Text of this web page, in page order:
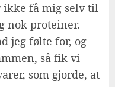
ikke få mig selv til
nok proteiner.
jeg følte for, og
så fik vi
som gjorde, at